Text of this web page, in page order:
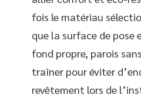
fois le matériau
que la surface de pose
fond propre, parois
traîner pour éviter
revêtement lors de